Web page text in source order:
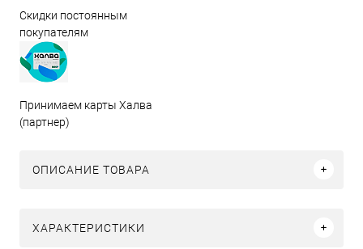
Скидки постоянным
покупателям
Принимаем карты Халва
(партнер)
ОПИСАНИЕ ТОВАРА
ХАРАКТЕРИСТИКИ